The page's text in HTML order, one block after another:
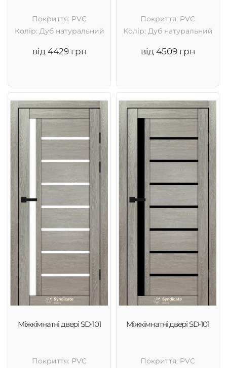
Покриття: PVC
Колір: Дуб натуральний
від 4429 грн
Покриття: PVC
Колір: Дуб натуральний
від 4509 грн
Міжкімнатні двері SD-101
Покриття: PVC
Міжкімнатні двері SD-101
Покриття: PVC